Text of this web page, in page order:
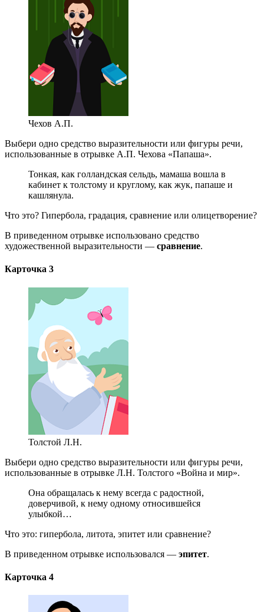
Чехов А.П.
Выбери одно средство выразительности или фигуры речи,
использованные в отрывке А.П. Чехова «Папаша».
Тонкая, как голландская сельдь, мамаша вошла в
кабинет к толстому и круглому, как жук, папаше и
кашлянула.
Что это? Гипербола, градация, сравнение или олицетворение?
В приведенном отрывке использовано средство
художественной выразительности — сравнение.
Карточка 3
Толстой Л.Н.
Выбери одно средство выразительности или фигуры речи,
использованные в отрывке Л.Н. Толстого «Война и мир».
Она обращалась к нему всегда с радостной,
доверчивой, к нему одному относившейся
улыбкой…
Что это: гипербола, литота, эпитет или сравнение?
В приведенном отрывке использовался — эпитет.
Карточка 4